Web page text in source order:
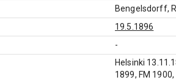
Bengelsdorff,
19.5.1896
-
Helsinki
1899, FM